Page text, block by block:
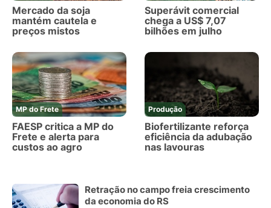
Mercado da soja
mantém cautela e
preços mistos
Superávit comercial
chega a US$ 7,07
bilhões em julho
MP do Frete
FAESP critica a MP do
Frete e alerta para
custos ao agro
Produção
Biofertilizante reforça
eficiência da adubação
nas lavouras
Retração no campo freia crescimento
da economia do RS